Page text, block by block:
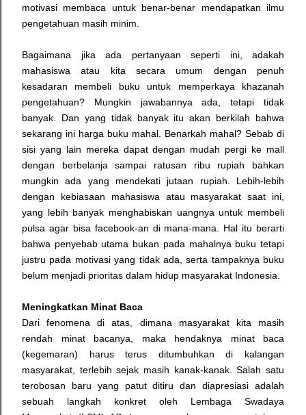
motivasi membaca untuk benar-benar mendapatkan ilmu
pengetahuan masih minim.
Bagaimana jika ada pertanyaan seperti ini, adakah
mahasiswa atau kita secara umum dengan penuh
kesadaran membeli buku untuk memperkaya khazanah
pengetahuan? Mungkin jawabannya ada, tetapi tidak
banyak. Dan yang tidak banyak itu akan berkilah bahwa
sekarang ini harga buku mahal. Benarkah mahal? Sebab di
sisi yang lain mereka dapat dengan mudah pergi ke mall
dengan berbelanja sampai ratusan ribu rupiah bahkan
mungkin ada yang mendekati jutaan rupiah. Lebih-lebih
dengan kebiasaan mahasiswa atau masyarakat saat ini,
yang lebih banyak menghabiskan uangnya untuk membeli
pulsa agar bisa facebook-an di mana-mana. Hal itu berarti
bahwa penyebab utama bukan pada mahalnya buku tetapi
justru pada motivasi yang tidak ada, serta tampaknya buku
belum menjadi prioritas dalam hidup masyarakat Indonesia.
Meningkatkan Minat Baca
Dari fenomena di atas, dimana masyarakat kita masih
rendah minat bacanya, maka hendaknya minat baca
(kegemaran) harus terus ditumbuhkan di kalangan
masyarakat, terlebih sejak masih kanak-kanak. Salah satu
terobosan baru yang patut ditiru dan diapresiasi adalah
sebuah langkah konkret oleh Lembaga Swadaya